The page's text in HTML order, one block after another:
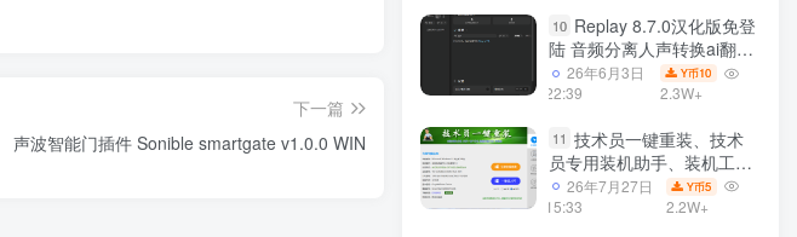
下一篇
声波智能门插件 Sonible smartgate v1.0.0 WIN
10 Replay 8.7.0汉化版免登
陆 音频分离人声转换ai翻唱
支持50系显卡 一键安装
WiN
26年6月3日
22:39
Y币10
2.3W+
11 技术员一键重装、技术
员专用装机助手、装机工
具、电脑系统装机软件丶一
键安装系统
26年7月27日
15:33
Y币5
2.2W+